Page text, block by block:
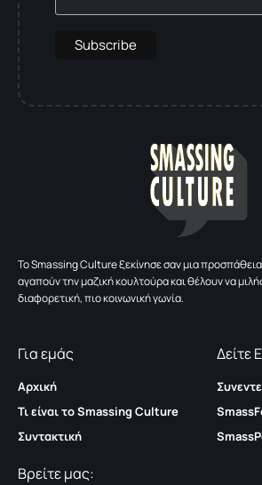
To Smassing Culture ξεκίνησε σαν μια
αγαπούν την μαζική κουλτούρα και θέλουν να
διαφορετική, πιο κοινωνική γωνία.
Για εμάς
Αρχική
Τι είναι το Smassing Culture
Συντακτική
Δείτε
Βρείτε μας: